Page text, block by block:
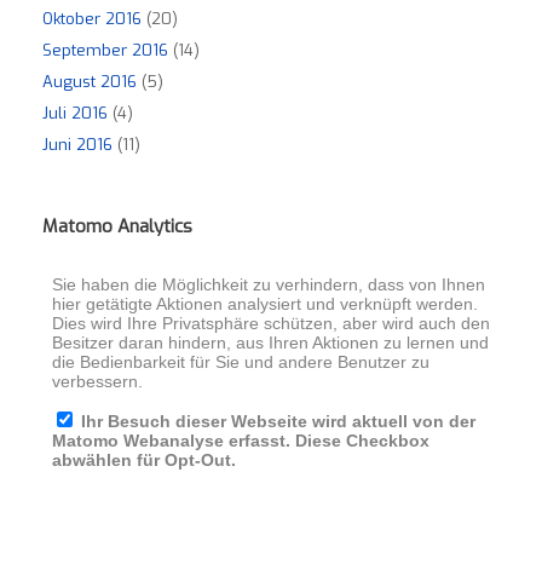
Oktober 2016 (20)
September 2016 (14)
August 2016 (5)
Juli 2016 (4)
Juni 2016 (11)
Matomo Analytics